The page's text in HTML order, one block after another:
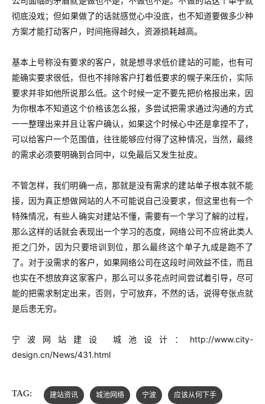
彻底没戏；但如果做了的话就感觉心中没底，也不知道要做多少种
方案才能打动客户，时间拖得越久，资源损耗越高。
基本上号称没有要求的客户，就是想寻求低价建站的可能，也有可
能确实要求很低，但也不排除客户打着低要求的幌子来压价，实际
要求并非如他所说那么低。 这个时候一定不要先把价格报出来，因
为你根本不知道这个价格该怎么报，多尝试把需求通过沟通的方式
一一整理出来并且让客户确认，如果这个时候心中还是拿捏不了，
可以给客户一个范围值，往往能够应付得了这种情况，当然，最终
的需求必须要明确到合同中，以免最后又发生扯皮。
不管怎样，我们明确一点，那就是没有需求的建站单子根本就不能
接，因为真正想做网站的人不可能说自己没要求，但这里也有一个
特殊情况，有些人确实对建站不懂，需要有一个学习了解的过程，
那么这样的话就会表现出一个学习的态度，网络公司不应将此类人
拒之门外，因为只要培训到位，那么最终这个单子九成是跑不了
了。 对于没需求的客户，如果网络公司在这段时间效益不佳，而且
也实在不想放弃这家客户，那么可以多花点时间尝试着引导，尽可
能的把需求制定出来，否则，宁可放弃，不然的话，说得夸张点就
是后患无穷。
宁波网站建设 城池设计： http://www.city-
design.cn/News/431.html
TAG: 建站资讯 城池网络 宁波
应该从何下手